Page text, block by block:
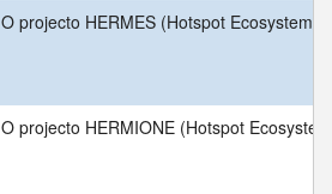
O projecto HERMES (Hotspot
O projecto HERMIONE (Hotspot